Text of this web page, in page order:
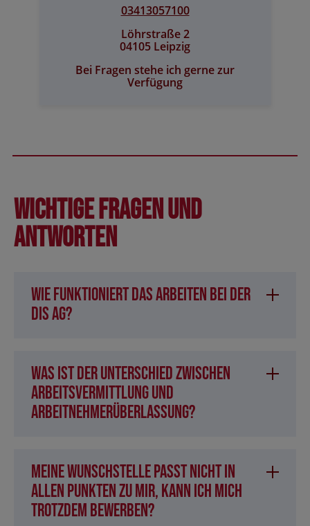
03413057100
Löhrstraße 2
04105 Leipzig
Bei Fragen stehe ich gerne zur
Verfügung
Wichtige Fragen und
Antworten
Wie funktioniert das Arbeiten bei der
DIS AG?
Was ist der Unterschied zwischen
Arbeitsvermittlung und
Arbeitnehmerüberlassung?
Meine Wunschstelle passt nicht in
allen Punkten zu mir, kann ich mich
trotzdem bewerben?